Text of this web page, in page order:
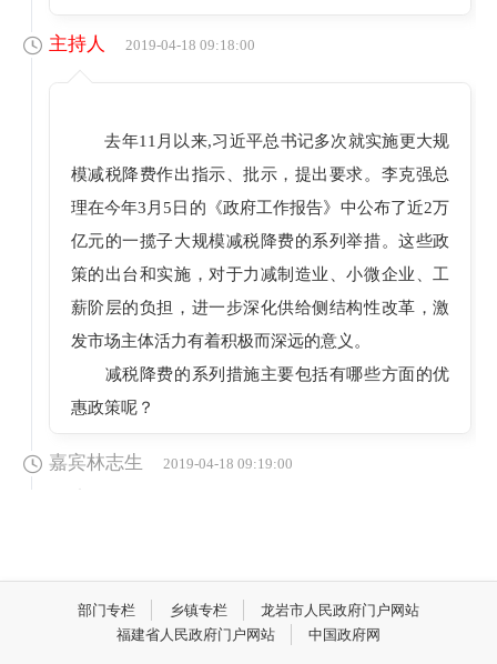
主持人 2019-04-18 09:18:00
去年11月以来,习近平总书记多次就实施更大规
模减税降费作出指示、批示，提出要求。李克强总
理在今年3月5日的《政府工作报告》中公布了近2万
亿元的一揽子大规模减税降费的系列举措。这些政
策的出台和实施，对于力减制造业、小微企业、工
薪阶层的负担，进一步深化供给侧结构性改革，激
发市场主体活力有着积极而深远的意义。
减税降费的系列措施主要包括有哪些方面的优
惠政策呢？
嘉宾林志生 2019-04-18 09:19:00
策增值税部分、小微企业普惠性税收政策所得税部
部门专栏 乡镇专栏
龙岩市人民政府门户网站
福建省人民政府门户网站
中国政府网